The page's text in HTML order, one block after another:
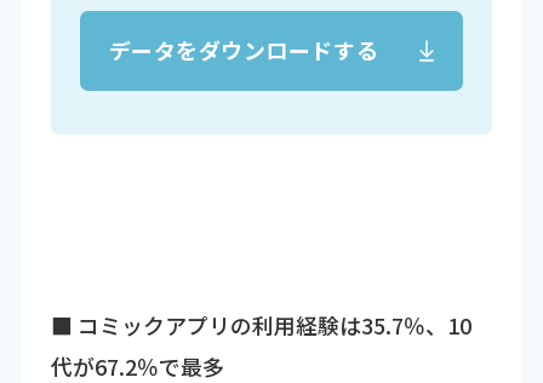
データをダウンロードする
■ コミックアプリの利用経験は35.7％、10
代が67.2％で最多